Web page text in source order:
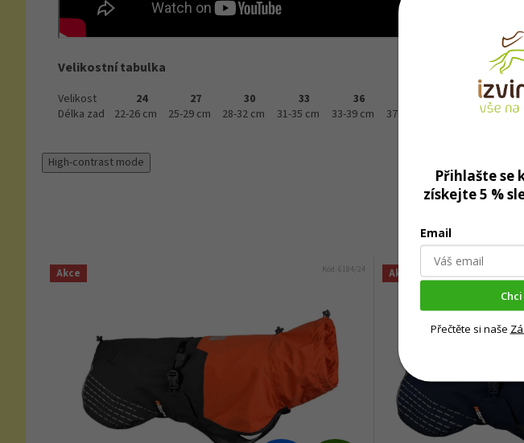
Velikostní tabulka
Velikost 24 27 30 33 36
Délka zad
22-26 cm 25-29 cm 28-32 cm 31-35 cm 33-39 cm 37-43 cm 42-48 cm 47-
High-contrast mode
Mohlo
Akce Kód:6184/24 Akce
Přihlašte se
získejte 5 %
Email
Přečtěte si naše